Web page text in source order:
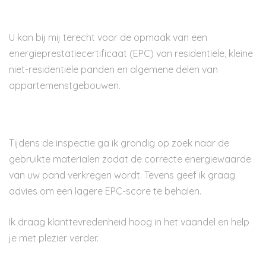
U kan bij mij terecht voor de opmaak van een
energieprestatiecertificaat (EPC) van residentiële, kleine
niet-residentiële panden en algemene delen van
appartemenstgebouwen.
Tijdens de inspectie ga ik grondig op zoek naar de
gebruikte materialen zodat de correcte energiewaarde
van uw pand verkregen wordt. Tevens geef ik graag
advies om een lagere EPC-score te behalen.
Ik draag klanttevredenheid hoog in het vaandel en help
je met plezier verder.